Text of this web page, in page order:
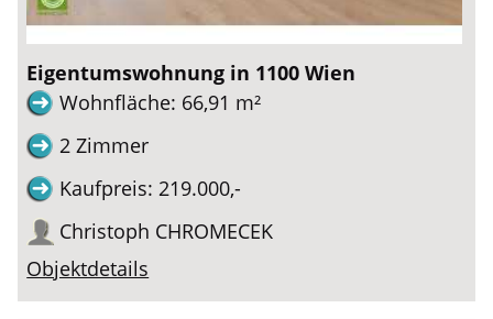
Eigentumswohnung in 1100 Wien
Wohnfläche: 66,91 m²
2 Zimmer
Kaufpreis: 219.000,-
Christoph CHROMECEK
Objektdetails